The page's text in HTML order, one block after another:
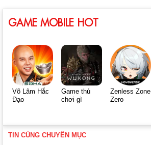
GAME MOBILE HOT
Võ Lâm Hắc
Đạo
Game thủ
chơi gì
Zenless Zone
Zero
TIN CÙNG CHUYÊN MỤC